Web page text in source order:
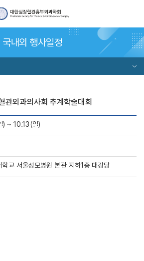
국내외 행사일정
외과의사회 추계학술대회
) ~ 10.13(일)
학교 서울성모병원 본관 지하1층 대강당